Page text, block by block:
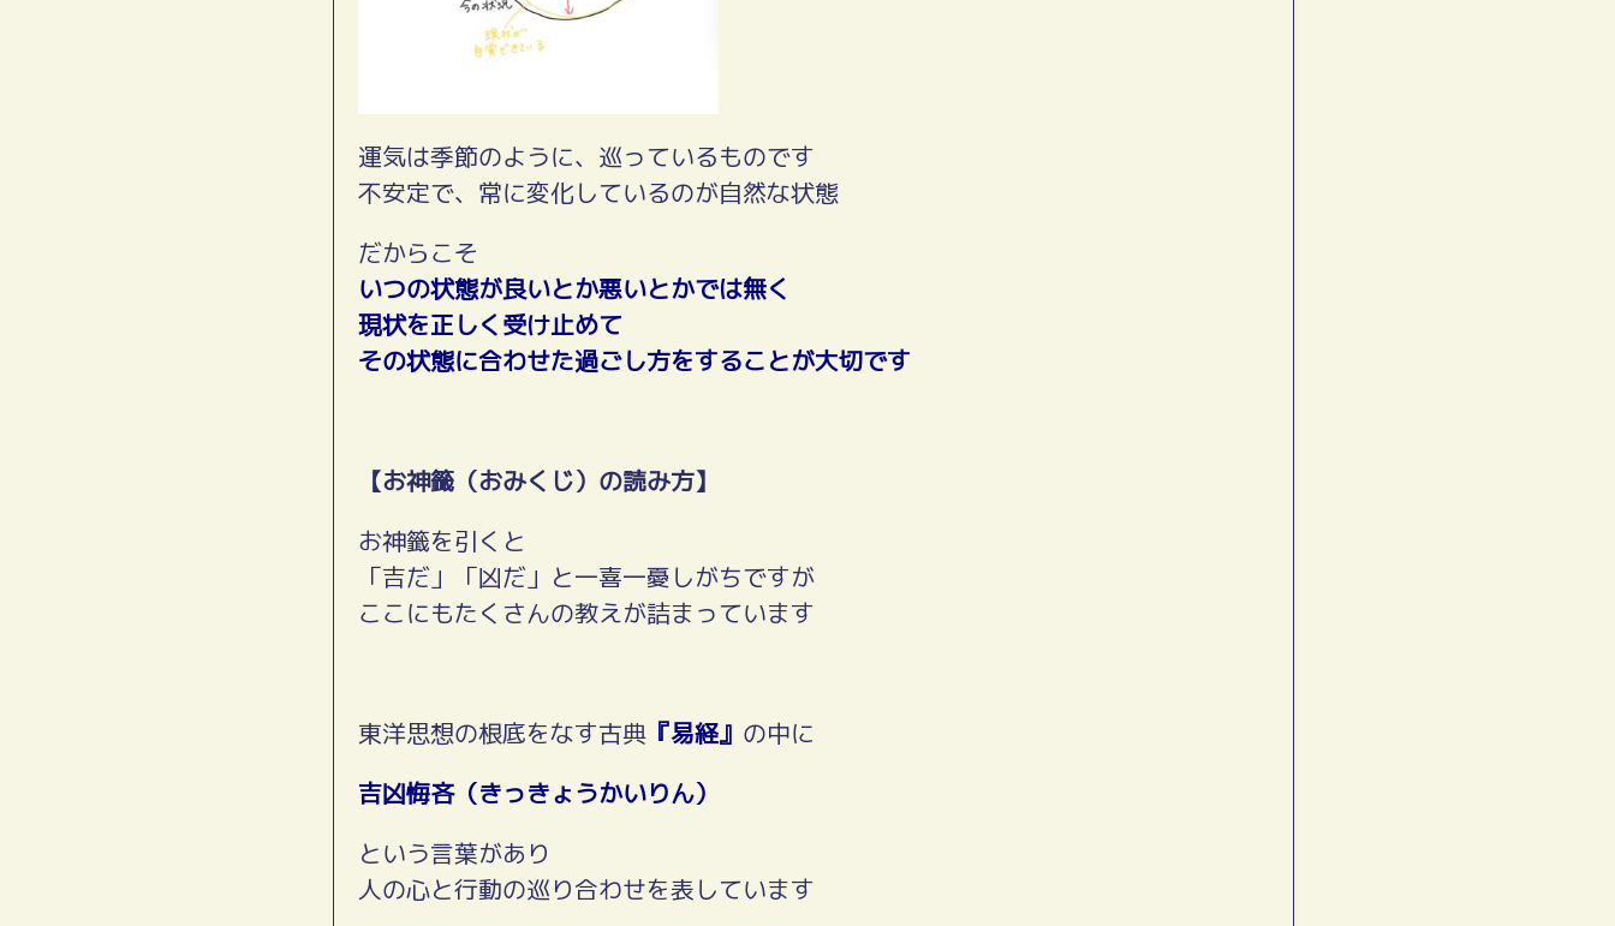
運気は季節のように、巡っているものです
不安定で、常に変化しているのが自然な状態
だからこそ
いつの状態が良いとか悪いとかでは無く
現状を正しく受け止めて
その状態に合わせた過ごし方をすることが大切です
【お神籤（おみくじ）の読み方】
お神籤を引くと
「吉だ」「凶だ」と一喜一憂しがちですが
ここにもたくさんの教えが詰まっています
東洋思想の根底をなす古典 『易経』 の中に
吉凶悔吝（きっきょうかいりん）
という言葉があり
人の心と行動の巡り合わせを表しています